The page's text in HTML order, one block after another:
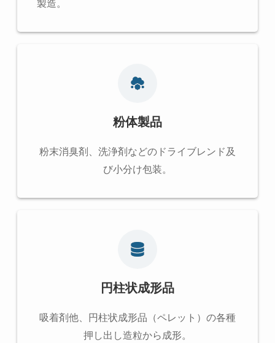
製造。
粉体製品
粉末消臭剤、洗浄剤などのドライブレンド及
び小分け包装。
円柱状成形品
吸着剤他、円柱状成形品（ペレット）の各種
押し出し造粒から成形。